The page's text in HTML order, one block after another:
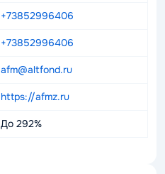
+73852996406
+73852996406
afm@altfond.ru
https://afmz.ru
До 292%